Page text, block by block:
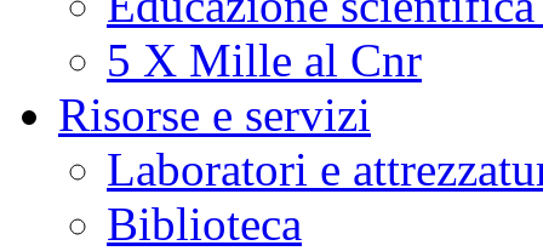
5 X Mille al Cnr
Risorse e servizi
Laboratori e
Biblioteca